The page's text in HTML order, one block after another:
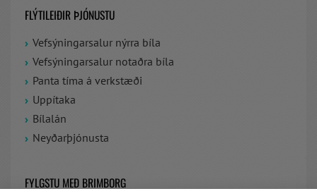
FLÝTILEIÐIR ÞJÓNUSTU
Vefsýningarsalur nýrra bíla
Vefsýningarsalur notaðra bíla
Panta tíma á verkstæði
Uppítaka
Bílalán
Neyðarþjónusta
FYLGSTU MEÐ BRIMBORG